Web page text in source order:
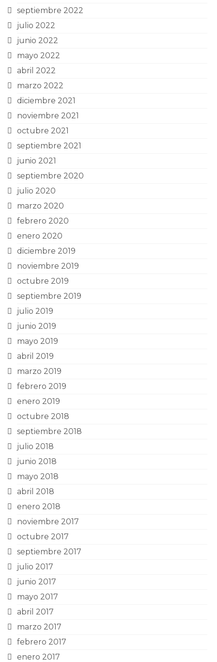
septiembre 2022
julio 2022
junio 2022
mayo 2022
abril 2022
marzo 2022
diciembre 2021
noviembre 2021
octubre 2021
septiembre 2021
junio 2021
septiembre 2020
julio 2020
marzo 2020
febrero 2020
enero 2020
diciembre 2019
noviembre 2019
octubre 2019
septiembre 2019
julio 2019
junio 2019
mayo 2019
abril 2019
marzo 2019
febrero 2019
enero 2019
octubre 2018
septiembre 2018
julio 2018
junio 2018
mayo 2018
abril 2018
enero 2018
noviembre 2017
octubre 2017
septiembre 2017
julio 2017
junio 2017
mayo 2017
abril 2017
marzo 2017
febrero 2017
enero 2017